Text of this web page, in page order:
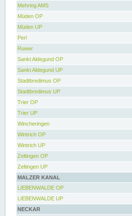
Mehring AMS
Müden OP
Müden UP
Perl
Ruwer
Sankt Aldegund OP
Sankt Aldegund UP
Stadtbredimus OP
Stadtbredimus UP
Trier OP
Trier UP
Wincheringen
Wintrich OP
Wintrich UP
Zeltingen OP
Zeltingen UP
MALZER KANAL
LIEBENWALDE OP
LIEBENWALDE UP
NECKAR